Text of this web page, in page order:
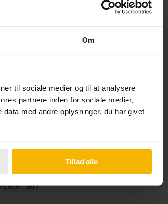
Om
til sociale medier og til at analysere
partnere inden for sociale medier,
med andre oplysninger, du har givet
Tillad alle
dit køretøj efter den bookede tid:
167 30 00.